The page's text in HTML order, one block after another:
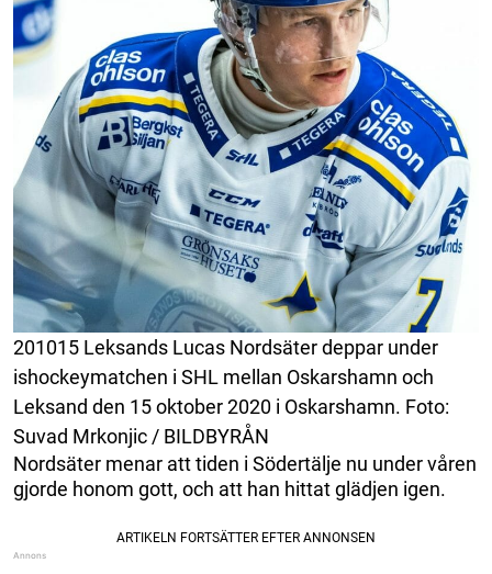
201015 Leksands Lucas Nordsäter deppar under
ishockeymatchen i SHL mellan Oskarshamn och
Leksand den 15 oktober 2020 i Oskarshamn. Foto:
Suvad Mrkonjic / BILDBYRÅN
Nordsäter menar att tiden i Södertälje nu under våren
gjorde honom gott, och att han hittat glädjen igen.